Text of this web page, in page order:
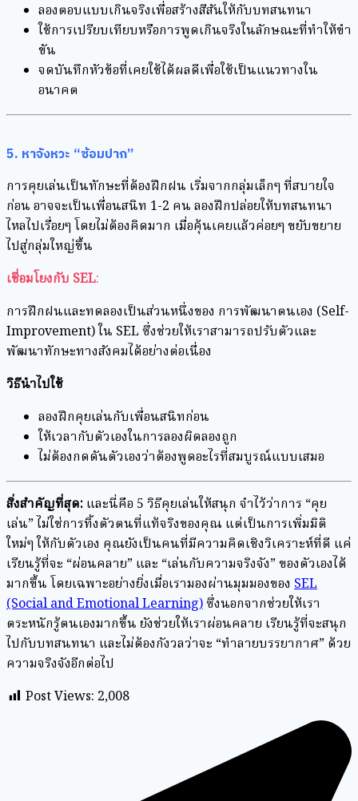
ลองตอบแบบเกินจริงเพื่อสร้างสีสันให้กับบทสนทนา
ใช้การเปรียบเทียบหรือการพูดเกินจริงในลักษณะที่ทำให้ขำ
ขัน
จดบันทึกหัวข้อที่เคยใช้ได้ผลดีเพื่อใช้เป็นแนวทางใน
อนาคต
5. หาจังหวะ “ซ้อมปาก”
การคุยเล่นเป็นทักษะที่ต้องฝึกฝน เริ่มจากกลุ่มเล็กๆ ที่สบายใจ
ก่อน อาจจะเป็นเพื่อนสนิท 1-2 คน ลองฝึกปล่อยให้บทสนทนา
ไหลไปเรื่อยๆ โดยไม่ต้องคิดมาก เมื่อคุ้นเคยแล้วค่อยๆ ขยับขยาย
ไปสู่กลุ่มใหญ่ขึ้น
เชื่อมโยงกับ SEL:
การฝึกฝนและทดลองเป็นส่วนหนึ่งของ การพัฒนาตนเอง (Self-
Improvement) ใน SEL ซึ่งช่วยให้เราสามารถปรับตัวและ
พัฒนาทักษะทางสังคมได้อย่างต่อเนื่อง
วิธีนำไปใช้
ลองฝึกคุยเล่นกับเพื่อนสนิทก่อน
ให้เวลากับตัวเองในการลองผิดลองถูก
ไม่ต้องกดดันตัวเองว่าต้องพูดอะไรที่สมบูรณ์แบบเสมอ
สิ่งสำคัญที่สุด:และนี่คือ 5 วิธีคุยเล่นให้สนุก จำไว้ว่าการ “คุย
เล่น” ไม่ใช่การทิ้งตัวตนที่แท้จริงของคุณ แต่เป็นการเพิ่มมิติ
ใหม่ๆ ให้กับตัวเอง คุณยังเป็นคนที่มีความคิดเชิงวิเคราะห์ที่ดี แค่
เรียนรู้ที่จะ “ผ่อนคลาย” และ “เล่นกับความจริงจัง” ของตัวเองได้
มากขึ้น โดยเฉพาะอย่างยิ่งเมื่อเรามองผ่านมุมมองของ SEL
(Social and Emotional Learning)ซึ่งนอกจากช่วยให้เรา
ตระหนักรู้ตนเองมากขึ้น ยังช่วยให้เราผ่อนคลาย เรียนรู้ที่จะสนุก
ไปกับบทสนทนา และไม่ต้องกังวลว่าจะ “ทำลายบรรยากาศ” ด้วย
ความจริงจังอีกต่อไป
Post Views: 2,008